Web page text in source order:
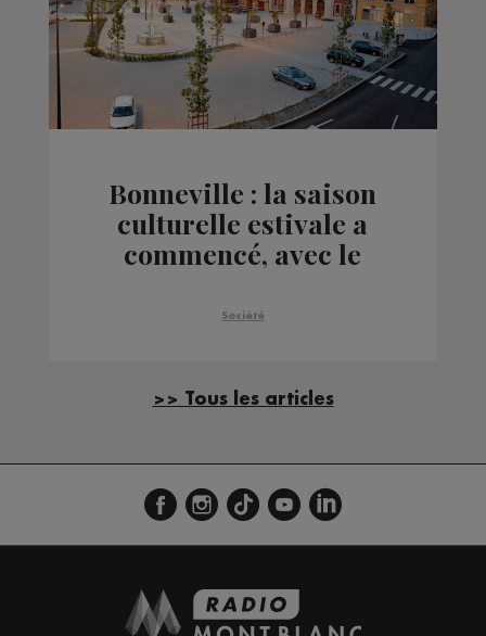
Bonneville : la saison
culturelle estivale a
commencé, avec le
Société
>> Tous les articles